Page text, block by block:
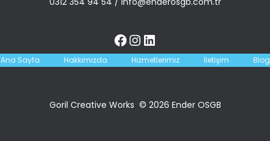
Ana Sayfa Hakkımızda Hizmetlerimiz İletişim Blog
Goril Creative Works © 2026 Ender OSGB